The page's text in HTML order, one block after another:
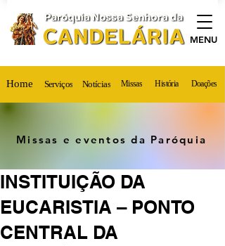
Home Serviços Notícias Missas História Doações
MENU
Missas e eventos da Paróquia
INSTITUIÇÃO DA
EUCARISTIA – PONTO
CENTRAL DA